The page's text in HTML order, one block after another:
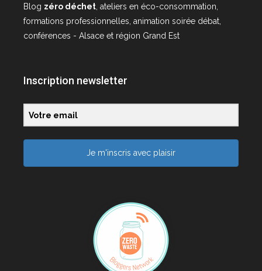
Blog zéro déchet, ateliers en éco-consommation,
formations professionnelles, animation soirée débat,
conférences - Alsace et région Grand Est
Inscription newsletter
Je m'inscris avec plaisir